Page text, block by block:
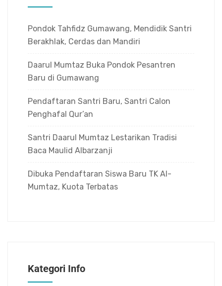
Pondok Tahfidz Gumawang, Mendidik Santri
Berakhlak, Cerdas dan Mandiri
Daarul Mumtaz Buka Pondok Pesantren
Baru di Gumawang
Pendaftaran Santri Baru, Santri Calon
Penghafal Qur’an
Santri Daarul Mumtaz Lestarikan Tradisi
Baca Maulid Albarzanji
Dibuka Pendaftaran Siswa Baru TK Al-
Mumtaz, Kuota Terbatas
Kategori Info